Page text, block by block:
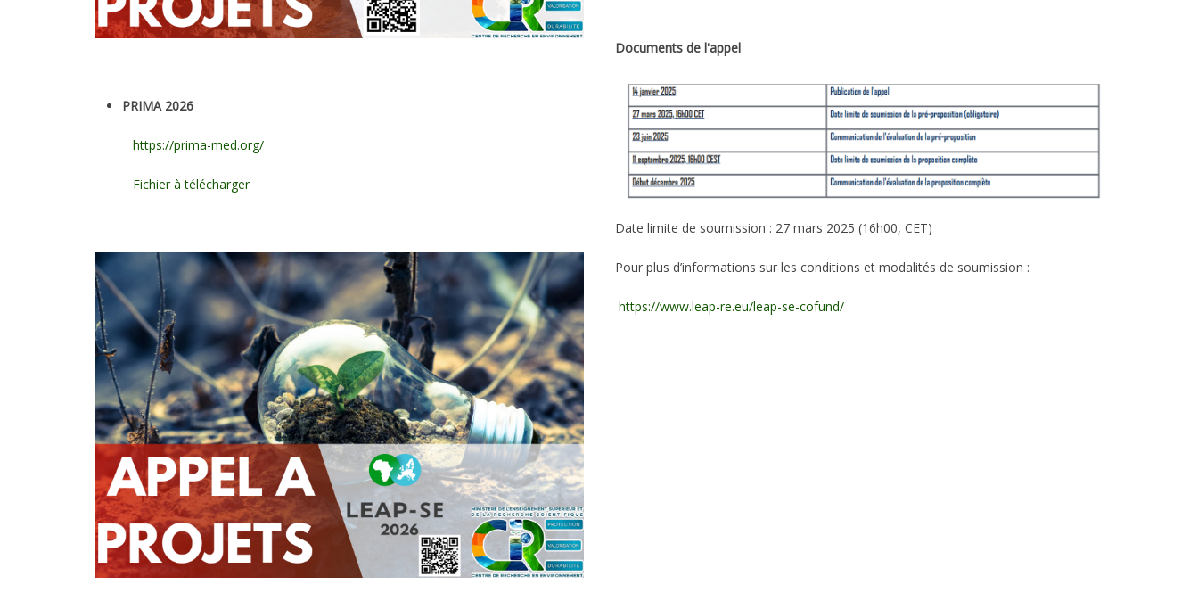
PRIMA 2026
https://prima-med.org/
Fichier à télécharger
Documents de l'appel
Date limite de soumission : 27 mars 2025 (16h00, CET)
Pour plus d’informations sur les conditions et modalités de soumission :
https://www.leap-re.eu/leap-se-cofund/